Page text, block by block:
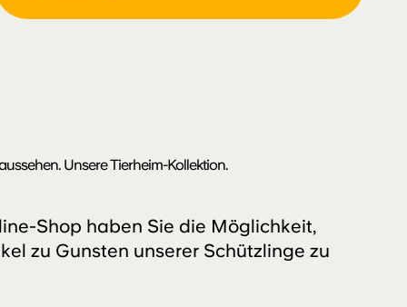
Unsere Tierheim-Kollektion.
Shop haben Sie die Möglichkeit,
zu Gunsten unserer Schützlinge zu